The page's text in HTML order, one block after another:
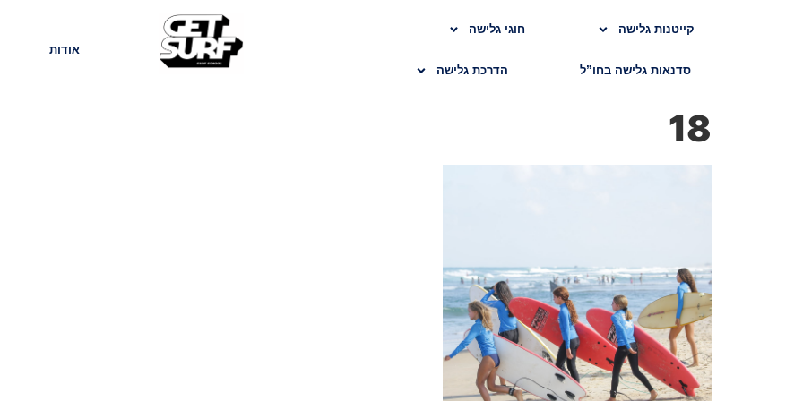
קייטנות גלישה חוגי גלישה
סדנאות גלישה בחו”ל הדרכת גלישה
בלוג אודות
18